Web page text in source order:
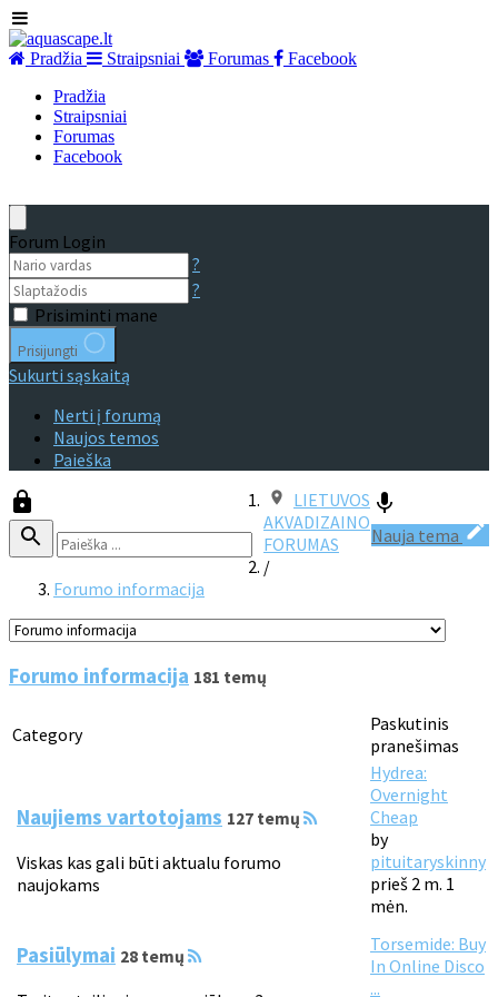
Pradžia Straipsniai Forumas
Facebook
Pradžia
Straipsniai
Forumas
Facebook
Forum Login
?
?
Prisiminti mane
Prisijungti
Sukurti sąskaitą
Nerti į forumą
Naujos temos
Paieška
Nauja tema
LIETUVOS
AKVADIZAINO
FORUMAS
/
Forumo informacija
Forumo informacija 181 temų
Category
Paskutinis
pranešimas
Naujiems vartotojams 127 temų
Viskas kas gali būti aktualu forumo
naujokams
Hydrea:
Overnight
Cheap
by
pituitaryskinny
prieš 2 m. 1
mėn.
Pasiūlymai 28 temų
Torsemide: Buy
In Online Disco
...